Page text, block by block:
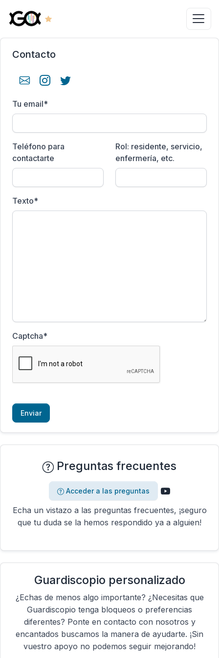
Contacto
Tu email*
Teléfono para
contactarte
Rol: residente, servicio,
enfermería, etc.
Texto*
Captcha*
Enviar
Preguntas frecuentes
Acceder a las preguntas
Echa un vistazo a las preguntas frecuentes, ¡seguro
que tu duda se la hemos respondido ya a alguien!
Guardiscopio personalizado
¿Echas de menos algo importante? ¿Necesitas que
Guardiscopio tenga bloqueos o preferencias
diferentes? Ponte en contacto con nosotros y
encantados buscamos la manera de ayudarte. ¡Sin
vuestro apoyo no podemos seguir mejorando!